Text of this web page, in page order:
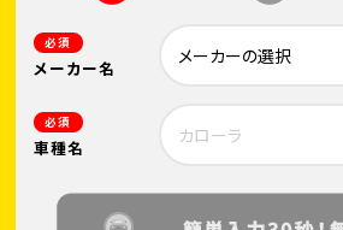
必須
メーカー名
必須
車種名